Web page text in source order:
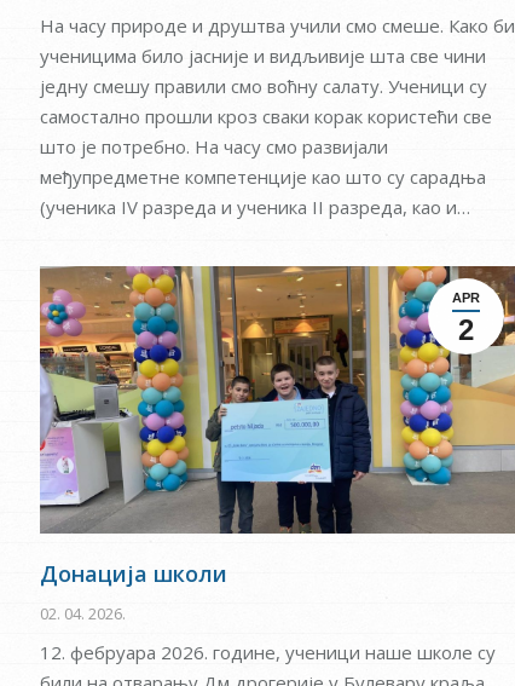
На часу природе и друштва учили смо смеше. Како би
ученицима било јасније и видљивије шта све чини
једну смешу правили смо воћну салату. Ученици су
самостално прошли кроз сваки корак користећи све
што је потребно. На часу смо развијали
међупредметне компетенције као што су сарадња
(ученика IV разреда и ученика II разреда, као и…
APR
2
Донација школи
02. 04. 2026.
12. фебруара 2026. године, ученици наше школе су